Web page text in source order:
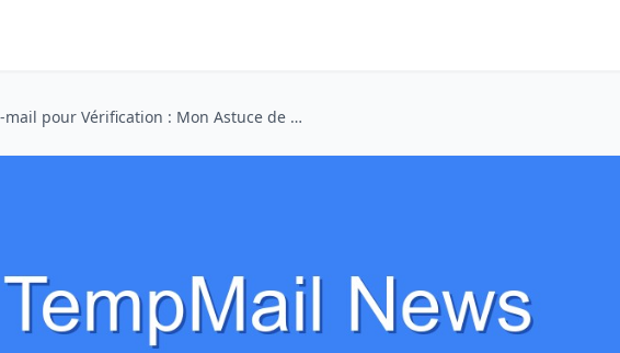
Faux E-mail pour Vérification : Mon Astuce de Dev pour les Tests API et l'Inscription en Ligne